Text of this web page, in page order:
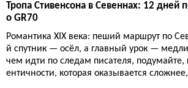
Тропа Стивенсона в Севеннах: 12 дней
о GR70
Романтика XIX века: пеший маршрут по
й спутник — осёл, а главный урок —
чем идти по следам писателя, подумайте,
ентичности, которая оказывается